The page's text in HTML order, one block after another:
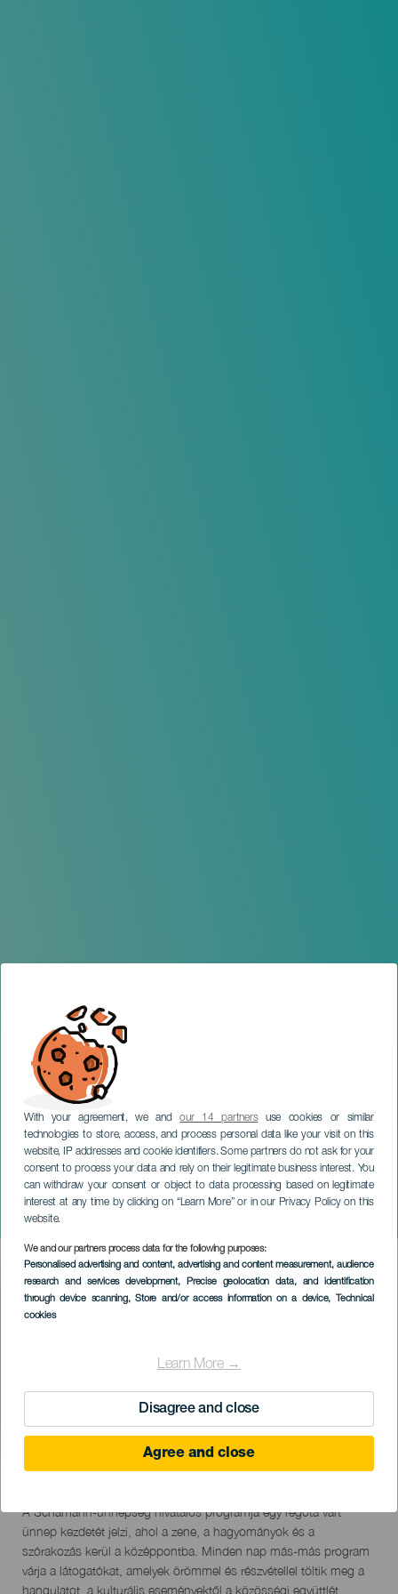
With your agreement, we andour 14 partnersuse cookies or similar
technologies to store, access, and process personal data like your visit on this
website, IP addresses and cookie identifiers. Some partners do not ask for your
consent to process your data and rely on their legitimate business interest. You
can withdraw your consent or object to data processing based on legitimate
interest at any time by clicking on “Learn More” or in our Privacy Policy on this
website.
We and our partners process data for the following purposes:
Personalised advertising and content, advertising and content measurement, audience
research and services development, Precise geolocation data, and identification
through device scanning, Store and/or access information on a device, Technical
cookies
Learn More →
Disagree and close
Agree and close
Schamann Fesztiválok
GRAN CANARIA
Imagen
Listado
September 2026
Descripción
del
evento
A Schamann-ünnepség hivatalos programja egy régóta várt
ünnep kezdetét jelzi, ahol a zene, a hagyományok és a
szórakozás kerül a középpontba. Minden nap más-más program
várja a látogatókat, amelyek örömmel és részvétellel töltik meg a
hangulatot, a kulturális eseményektől a közösségi együttlét